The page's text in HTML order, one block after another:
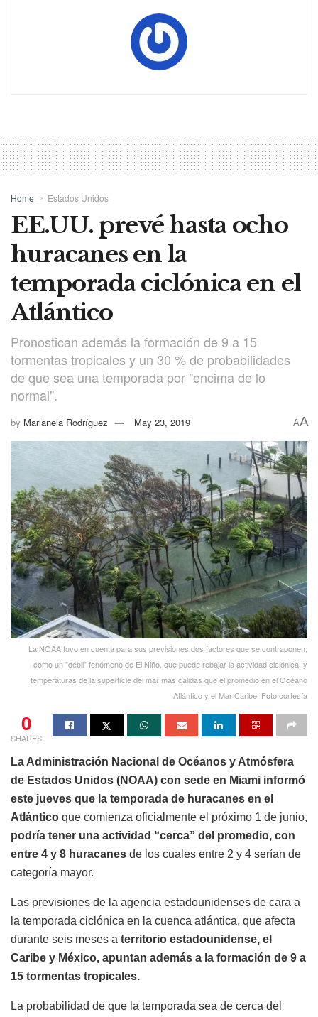
Home Estados Unidos
EE.UU. prevé hasta ocho
huracanes en la
temporada ciclónica en el
Atlántico
Pronostican además la formación de 9 a 15
tormentas tropicales y un 30 % de probabilidades
de que sea una temporada por "encima de lo
normal".
by Marianela Rodríguez May 23, 2019 AA
La NOAA tuvo en cuenta para sus previsiones dos factores que se contraponen,
como un "débil" fenómeno de El Niño, que puede rebajar la actividad ciclónica, y
temperaturas de la superficie del mar más cálidas que el promedio en el Océano
Atlántico y el Mar Caribe. Foto cortesía
0
SHARES
La Administración Nacional de Océanos y Atmósfera
de Estados Unidos (NOAA) con sede en Miami informó
este jueves que la temporada de huracanes en el
Atlántico que comienza oficialmente el próximo 1 de junio,
podría tener una actividad “cerca” del promedio, con
entre 4 y 8 huracanes de los cuales entre 2 y 4 serían de
categoría mayor.
Las previsiones de la agencia estadounidenses de cara a
la temporada ciclónica en la cuenca atlántica, que afecta
durante seis meses a territorio estadounidense, el
Caribe y México, apuntan además a la formación de 9 a
15 tormentas tropicales.
La probabilidad de que la temporada sea de cerca del